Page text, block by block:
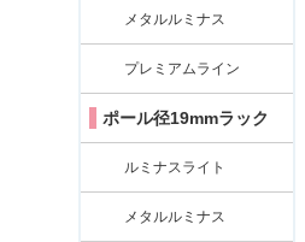
メタルルミナス
プレミアムライン
ポール径19mmラック
ルミナスライト
メタルルミナス